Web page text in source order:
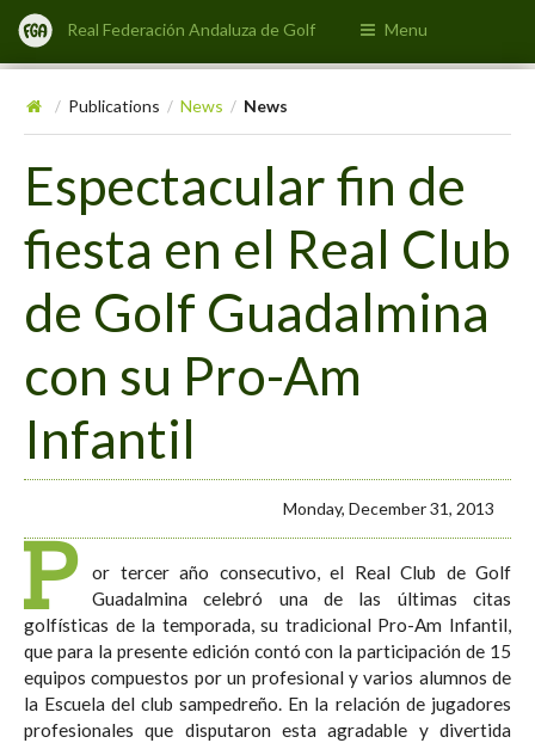
Real Federación Andaluza de Golf Menu
/ Publications / News / News
Espectacular fin de
fiesta en el Real Club
de Golf Guadalmina
con su Pro-Am
Infantil
Monday, December 31, 2013
P
or tercer año consecutivo, el Real Club de Golf
Guadalmina celebró una de las últimas citas
golfísticas de la temporada, su tradicional Pro-Am Infantil,
que para la presente edición contó con la participación de 15
equipos compuestos por un profesional y varios alumnos de
la Escuela del club sampedreño. En la relación de jugadores
profesionales que disputaron esta agradable y divertida